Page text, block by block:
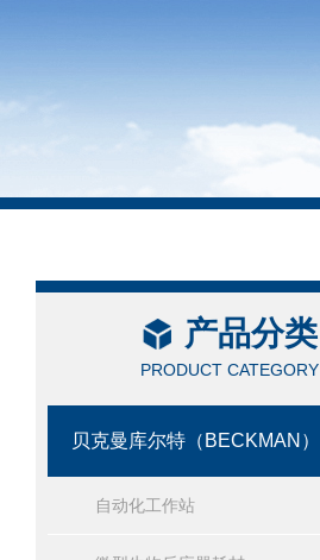
产品分类
PRODUCT CATEGORY
贝克曼库尔特（BECKMAN）
自动化工作站